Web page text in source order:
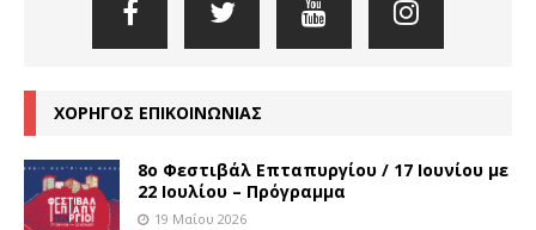
ΧΟΡΗΓΟΣ ΕΠΙΚΟΙΝΩΝΙΑΣ
8o Φεστιβάλ Επταπυργίου / 17 Ιουνίου με
22 Ιουλίου – Πρόγραμμα
19 Μαΐου 2026